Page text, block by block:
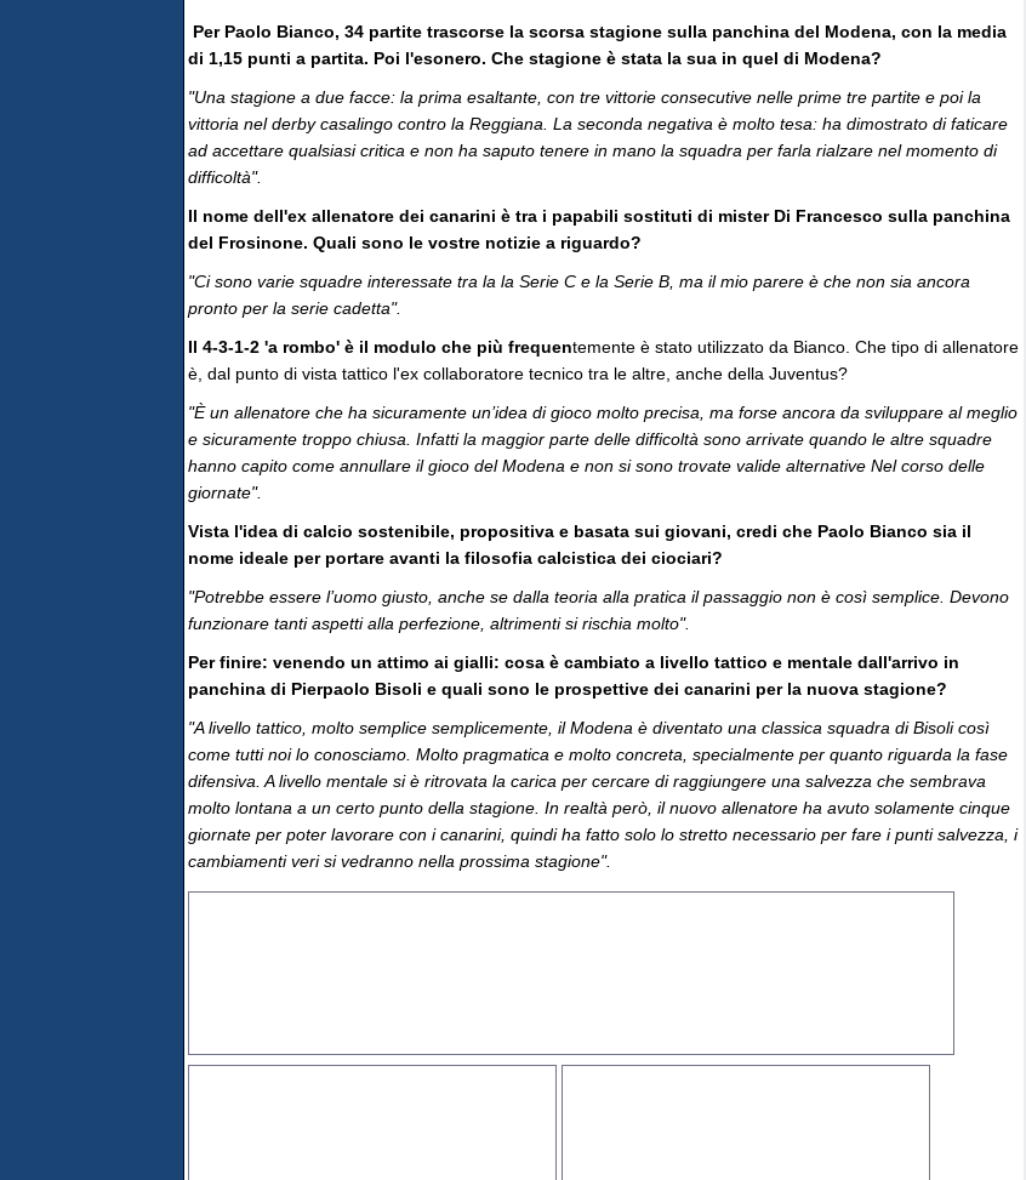
Per Paolo Bianco, 34 partite trascorse la scorsa stagione sulla panchina del Modena, con la media
di 1,15 punti a partita. Poi l'esonero. Che stagione è stata la sua in quel di Modena?
"Una stagione a due facce: la prima esaltante, con tre vittorie consecutive nelle prime tre partite e poi la
vittoria nel derby casalingo contro la Reggiana. La seconda negativa è molto tesa: ha dimostrato di faticare
ad accettare qualsiasi critica e non ha saputo tenere in mano la squadra per farla rialzare nel momento di
difficoltà".
Il nome dell'ex allenatore dei canarini è tra i papabili sostituti di mister Di Francesco sulla panchina
del Frosinone. Quali sono le vostre notizie a riguardo?
"Ci sono varie squadre interessate tra la la Serie C e la Serie B, ma il mio parere è che non sia ancora
pronto per la serie cadetta".
Il 4-3-1-2 'a rombo' è il modulo che più frequentemente è stato utilizzato da Bianco. Che tipo di allenatore
è, dal punto di vista tattico l'ex collaboratore tecnico tra le altre, anche della Juventus?
"È un allenatore che ha sicuramente un’idea di gioco molto precisa, ma forse ancora da sviluppare al meglio
e sicuramente troppo chiusa. Infatti la maggior parte delle difficoltà sono arrivate quando le altre squadre
hanno capito come annullare il gioco del Modena e non si sono trovate valide alternative Nel corso delle
giornate".
Vista l'idea di calcio sostenibile, propositiva e basata sui giovani, credi che Paolo Bianco sia il
nome ideale per portare avanti la filosofia calcistica dei ciociari?
"Potrebbe essere l’uomo giusto, anche se dalla teoria alla pratica il passaggio non è così semplice. Devono
funzionare tanti aspetti alla perfezione, altrimenti si rischia molto".
Per finire: venendo un attimo ai gialli: cosa è cambiato a livello tattico e mentale dall'arrivo in
panchina di Pierpaolo Bisoli e quali sono le prospettive dei canarini per la nuova stagione?
"A livello tattico, molto semplice semplicemente, il Modena è diventato una classica squadra di Bisoli così
come tutti noi lo conosciamo. Molto pragmatica e molto concreta, specialmente per quanto riguarda la fase
difensiva. A livello mentale si è ritrovata la carica per cercare di raggiungere una salvezza che sembrava
molto lontana a un certo punto della stagione. In realtà però, il nuovo allenatore ha avuto solamente cinque
giornate per poter lavorare con i canarini, quindi ha fatto solo lo stretto necessario per fare i punti salvezza, i
cambiamenti veri si vedranno nella prossima stagione".